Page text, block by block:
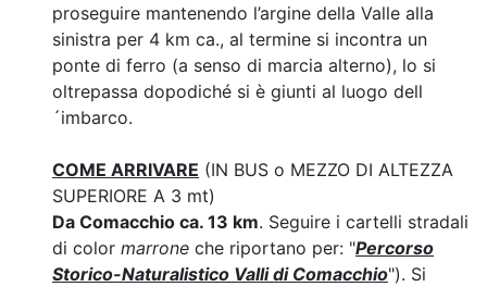
proseguire mantenendo l’argine della Valle alla
sinistra per 4 km ca., al termine si incontra un
ponte di ferro (a senso di marcia alterno), lo si
oltrepassa dopodiché si è giunti al luogo dell
´imbarco.
COME ARRIVARE (IN BUS o MEZZO DI ALTEZZA
SUPERIORE A 3 mt)
Da Comacchio ca. 13 km. Seguire i cartelli stradali
di color marrone che riportano per: "Percorso
Storico-Naturalistico Valli di Comacchio"). Si